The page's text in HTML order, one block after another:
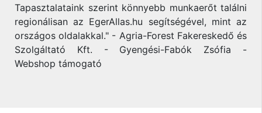
Tapasztalataink szerint könnyebb munkaerőt találni
regionálisan az EgerAllas.hu segítségével, mint az
országos oldalakkal." - Agria-Forest Fakereskedő és
Szolgáltató Kft. - Gyengési-Fabók Zsófia -
Webshop támogató